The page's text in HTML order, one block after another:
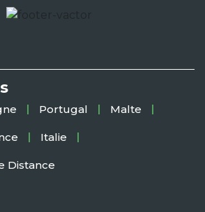
Portugal Malte
Italie
Distance